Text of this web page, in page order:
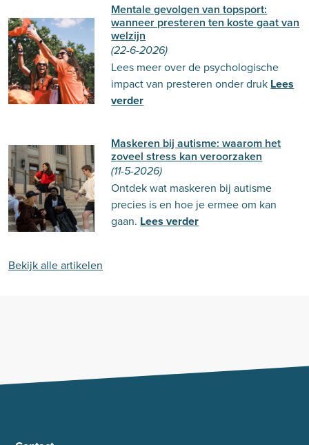
Mentale gevolgen van topsport:
wanneer presteren ten koste gaat van
welzijn
(22-6-2026)
Lees meer over de psychologische
impact van presteren onder druk Lees
verder
Maskeren bij autisme: waarom het
zoveel stress kan veroorzaken
(11-5-2026)
Ontdek wat maskeren bij autisme
precies is en hoe je ermee om kan
gaan. Lees verder
Bekijk alle artikelen